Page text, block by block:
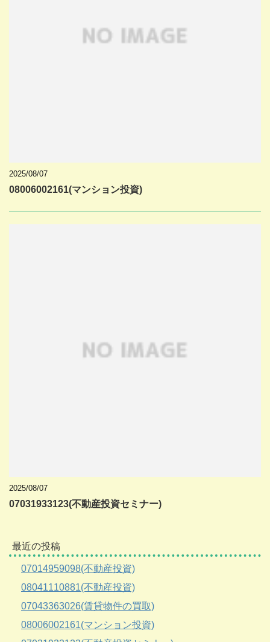
2025/08/07
08006002161(マンション投資)
2025/08/07
07031933123(不動産投資セミナー)
最近の投稿
07014959098(不動産投資)
08041110881(不動産投資)
07043363026(賃貸物件の買取)
08006002161(マンション投資)